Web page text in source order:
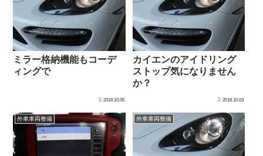
ミラー格納機能もコーデ
ィングで
2018.10.06
カイエンのアイドリング
ストップ気になりません
か？
2018.10.03
外車車両整備 外車車両整備